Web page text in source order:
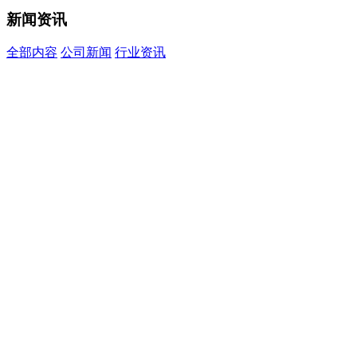
新闻资讯
全部内容 公司新闻 行业资讯